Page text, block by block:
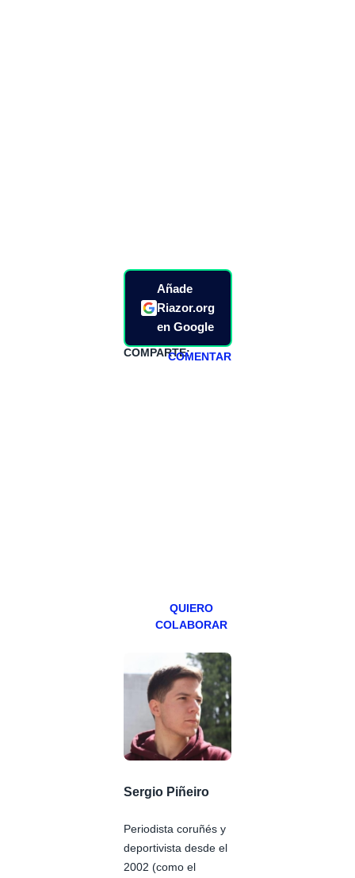
Añade
Riazor.org
en Google
COMPARTE:COMENTAR
QUIERO
COLABORAR
Sergio Piñeiro
Periodista coruñés y
deportivista desde el
2002 (como el